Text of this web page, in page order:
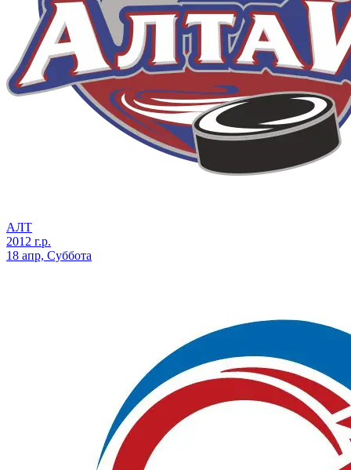
АЛТ
2012 г.р.
18 апр, Суббота